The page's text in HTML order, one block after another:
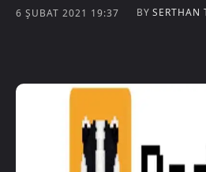
6 ŞUBAT 2021 19:37 BY SERTHAN